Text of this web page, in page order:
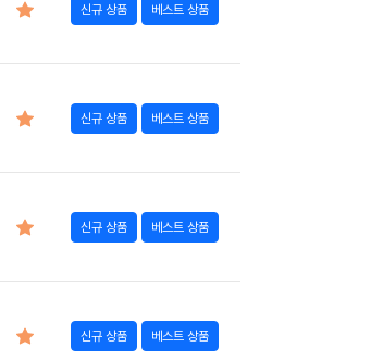
신규 상품 베스트 상품
신규 상품 베스트 상품
신규 상품 베스트 상품
신규 상품 베스트 상품